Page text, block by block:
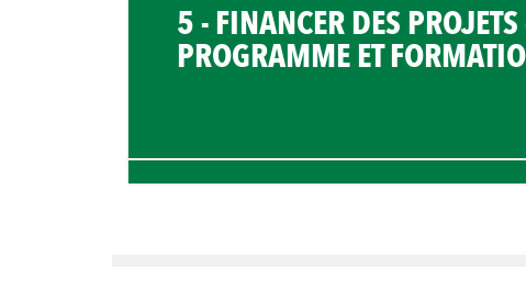
5 - FINANCER DES PROJETS
PROGRAMME ET